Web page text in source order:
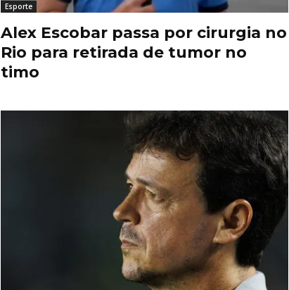
Esporte
Alex Escobar passa por cirurgia no
Rio para retirada de tumor no
timo